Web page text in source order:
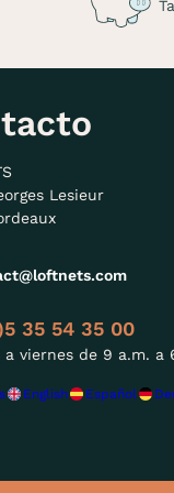
Lesieur
35 54 35 00
a viernes de 9 a.m. a
English Español